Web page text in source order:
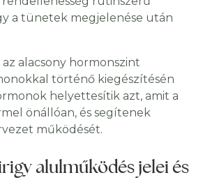
a tünetek megjelenése után
alacsony hormonszint
történő kiegészítésén
helyettesítik azt, amit a
önállóan, és segítenek
működését.
alulműködés jelei és